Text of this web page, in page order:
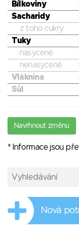
Bílkoviny
Sacharidy
z toho cukry
Tuky
nasycené
nenasycené
Vláknina
Sůl
Navrhnout změnu
* Informace jsou
Nová